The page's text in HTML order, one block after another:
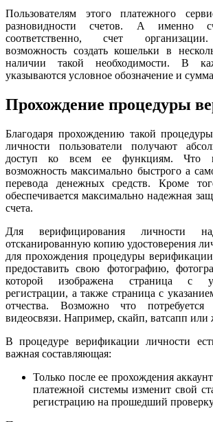
Пользователям этого платежного
разновидности счетов. А именно
соответственно, счет
возможность создать кошельки в
наличии такой необходимости. В
указываются условное обозначение и
Прохождение процедуры
Благодаря прохождению такой
личности пользователи получают
доступ ко всем ее функциям. Что
возможность максимально быстрого а
перевода денежных средств. Кроме
обеспечивается максимально надежная
счета.
Для верифицирования личности
отсканированную копию удостоверения
для прохождения процедуры
предоставить свою фотографию,
которой изображена страница с
регистрации, а также страница с
отчества. Возможно что потребуется
видеосвязи. Например, скайп, ватсапп или
В процедуре верификации личности
важная составляющая:
Только после ее прохождения
платежной системы изменит свой
регистрацию на прошедший